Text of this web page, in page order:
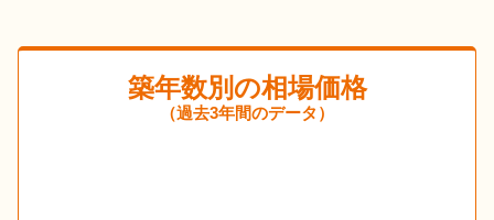
築年数別の相場価格
（過去3年間のデータ）